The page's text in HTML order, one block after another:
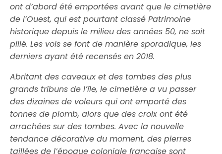
ont d’abord été emportées avant que le cimetière
de l’Ouest, qui est pourtant classé Patrimoine
historique depuis le milieu des années 50, ne soit
pillé. Les vols se font de manière sporadique, les
derniers ayant été recensés en 2018.
Abritant des caveaux et des tombes des plus
grands tribuns de l’île, le cimetière a vu passer
des dizaines de voleurs qui ont emporté des
tonnes de plomb, alors que des croix ont été
arrachées sur des tombes. Avec la nouvelle
tendance décorative du moment, des pierres
taillées de l’époque coloniale française sont